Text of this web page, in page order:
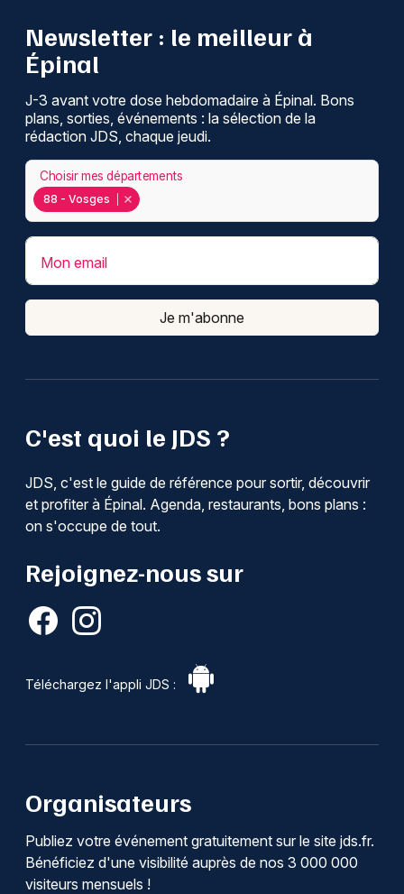
C'est quoi le JDS ?
JDS, c'est le guide de référence pour sortir, découvrir
et profiter à Épinal. Agenda, restaurants, bons plans :
on s'occupe de tout.
Rejoignez-nous sur
Téléchargez l'appli JDS :
Newsletter : le meilleur à
Épinal
J-3 avant votre dose hebdomadaire à Épinal. Bons
plans, sorties, événements : la sélection de la
rédaction JDS, chaque jeudi.
88 - Vosges
Choisir mes départements
Mon email
Je m'abonne
Organisateurs
Publiez votre événement gratuitement sur le site jds.fr.
Bénéficiez d'une visibilité auprès de nos 3 000 000
visiteurs mensuels !